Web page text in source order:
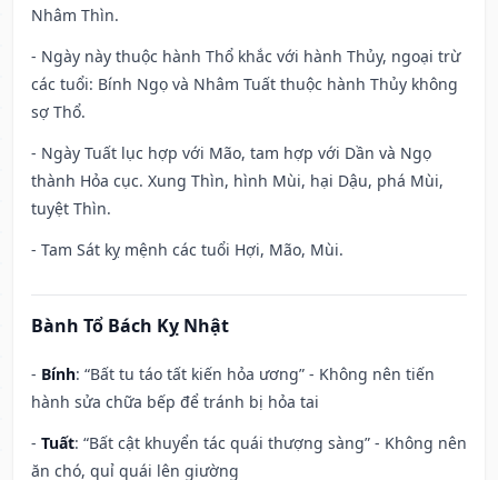
Nhâm Thìn.
- Ngày này thuộc hành Thổ khắc với hành Thủy, ngoại trừ
các tuổi: Bính Ngọ và Nhâm Tuất thuộc hành Thủy không
sợ Thổ.
- Ngày Tuất lục hợp với Mão, tam hợp với Dần và Ngọ
thành Hỏa cục. Xung Thìn, hình Mùi, hại Dậu, phá Mùi,
tuyệt Thìn.
- Tam Sát kỵ mệnh các tuổi Hợi, Mão, Mùi.
Bành Tổ Bách Kỵ Nhật
- Bính: “Bất tu táo tất kiến hỏa ương” - Không nên tiến
hành sửa chữa bếp để tránh bị hỏa tai
- Tuất: “Bất cật khuyển tác quái thượng sàng” - Không nên
ăn chó, quỉ quái lên giường